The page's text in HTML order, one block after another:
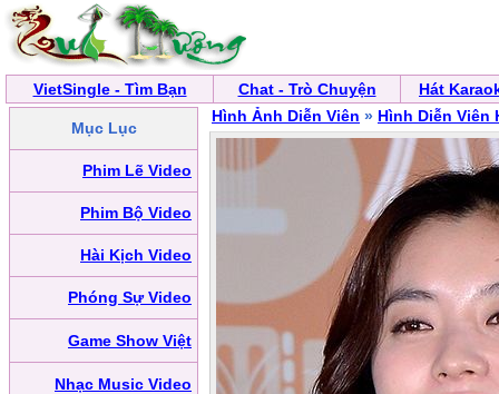
VietSingle - Tìm Bạn Chat - Trò Chuyện Hát
Mục Lục
Phim Lẽ Video
Phim Bộ Video
Hài Kịch Video
Phóng Sự Video
Game Show Việt
Nhạc Music Video
Hình Ảnh Diễn Viên » Hình Diễn Viên